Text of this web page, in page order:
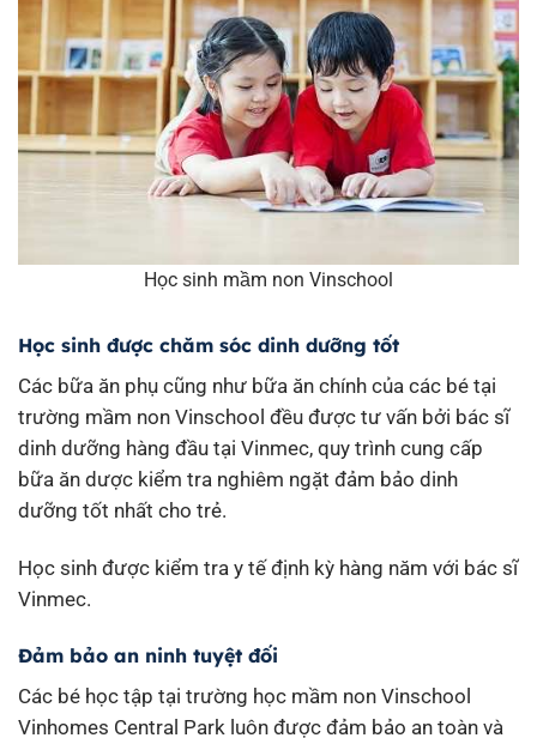
Học sinh mầm non Vinschool
Học sinh được chăm sóc dinh dưỡng tốt
Các bữa ăn phụ cũng như bữa ăn chính của các bé tại
trường mầm non Vinschool đều được tư vấn bởi bác sĩ
dinh dưỡng hàng đầu tại Vinmec, quy trình cung cấp
bữa ăn dược kiểm tra nghiêm ngặt đảm bảo dinh
dưỡng tốt nhất cho trẻ.
Học sinh được kiểm tra y tế định kỳ hàng năm với bác sĩ
Vinmec.
Đảm bảo an ninh tuyệt đối
Các bé học tập tại trường học mầm non Vinschool
Vinhomes Central Park luôn được đảm bảo an toàn và